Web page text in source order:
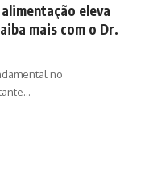
eleva
mais com o Dr.
no